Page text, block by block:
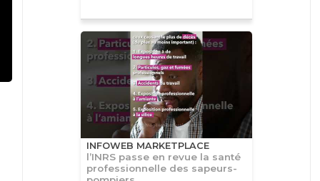
INFOWEB MARKETPLACE
l’INRS passe en revue la santé
professionnelle des sapeurs-